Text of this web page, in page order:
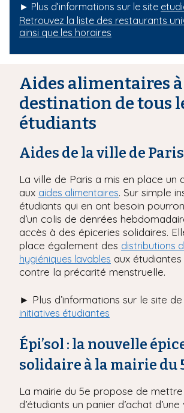
► Plus d’informations sur le site
Retrouvez la liste des restaurants
ainsi que les horaires
Aides alimentaires à
destination de tous
étudiants
Aides de la ville de Paris
La ville de Paris a mis en place un
aux aides alimentaires. Sur simple
étudiants qui en ont besoin
d’un colis de denrées
accès à des épiceries solidaires.
place également des distributions
hygiéniques lavables aux
contre la précarité menstruelle.
► Plus d’informations sur le site
initiatives étudiantes
Épi’sol : la nouvelle
solidaire à la mairie du
La mairie du 5e propose de
d’étudiants un panier d’achat